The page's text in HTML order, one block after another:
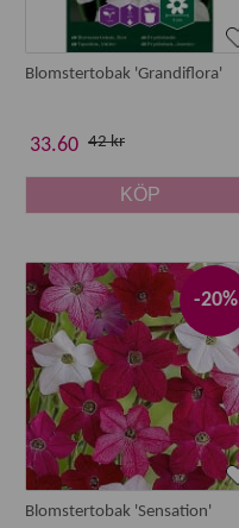
Blomstertobak 'Grandiflora'
33.60 42 kr
KÖP
-20%
Blomstertobak 'Sensation'